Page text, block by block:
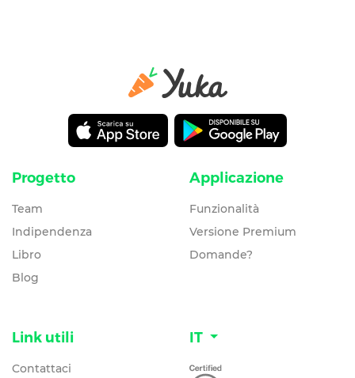
Progetto
Team
Indipendenza
Libro
Blog
Applicazione
Funzionalità
Versione Premium
Domande?
Link utili
Contattaci
IT